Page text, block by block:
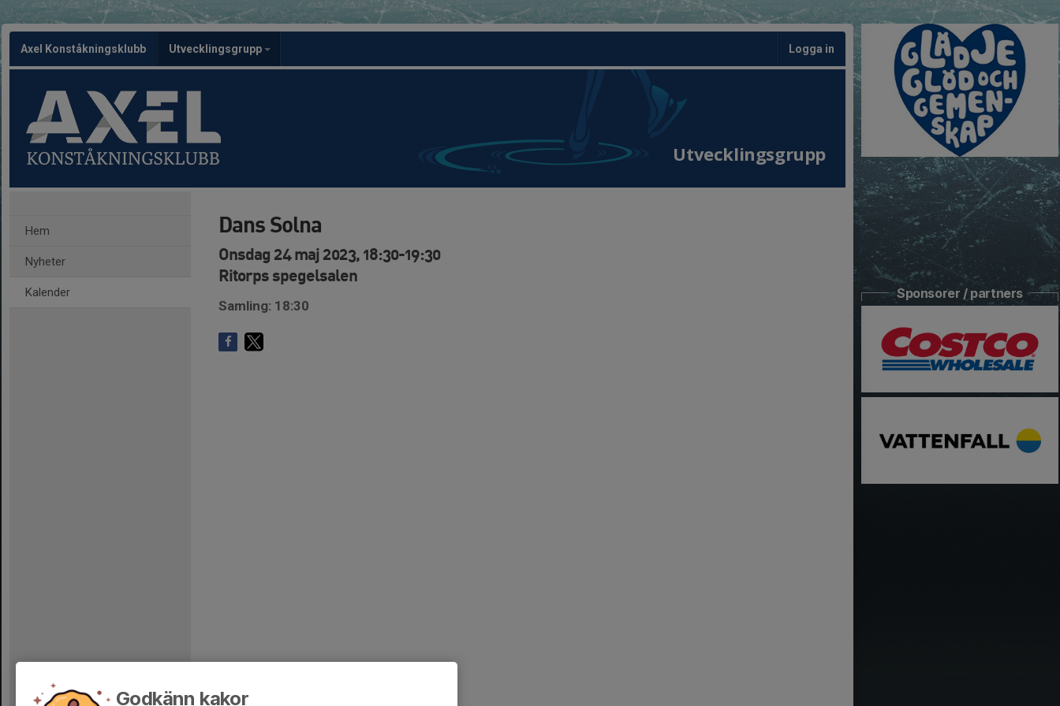
Axel Konståkningsklubb Utvecklingsgrupp Logga in
Utvecklingsgrupp
Hem
Nyheter
Kalender
Dans Solna
Onsdag 24 maj 2023, 18:30-19:30
Ritorps spegelsalen
Samling: 18:30
Sponsorer / partners
Godkänn kakor